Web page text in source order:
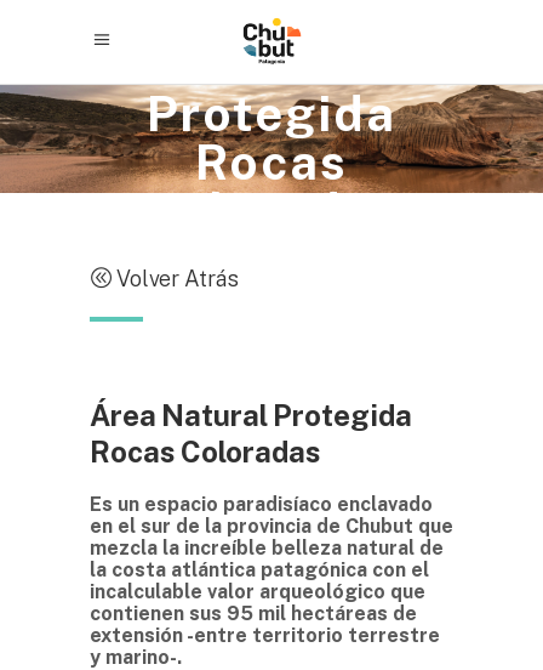
Área Natural
Protegida
Rocas
Coloradas
Volver Atrás
Área Natural Protegida
Rocas Coloradas
Es un espacio paradisíaco enclavado
en el sur de la provincia de Chubut que
mezcla la increíble belleza natural de
la costa atlántica patagónica con el
incalculable valor arqueológico que
contienen sus 95 mil hectáreas de
extensión -entre territorio terrestre
y marino-.